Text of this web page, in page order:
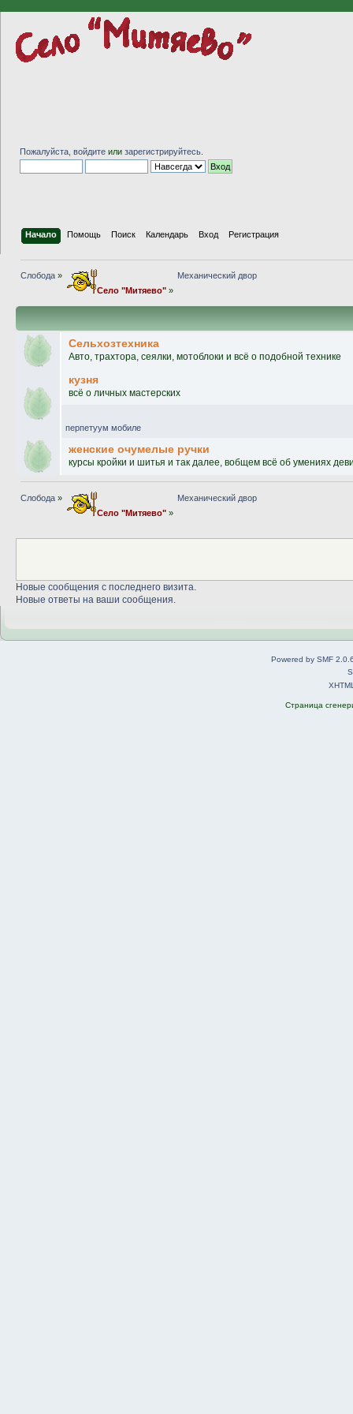
Пожалуйста, войдите или зарегистрируйтесь
Начало Помощь Поиск Календарь Вход Регистрация
Слобода »
Село "Митяево"»
Механический двор
Сельхозтехника
Авто, трахтора, сеялки, мотоблоки и всё о подобной технике
кузня
всё о личных мастерских
перпетуум мобиле
женские очумелые ручки
курсы кройки и шитья и так далее, вобщем всё об умениях
Слобода »
Село "Митяево"»
Механический двор
Новые сообщения с последнего визита.
Новые ответы на ваши сообщения.
Powered by SMF
Страница